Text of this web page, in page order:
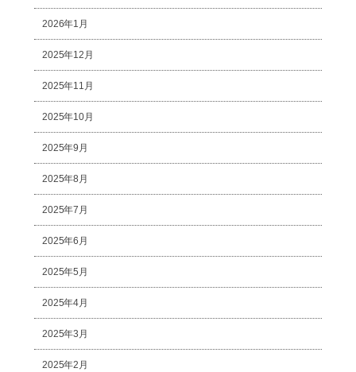
2026年1月
2025年12月
2025年11月
2025年10月
2025年9月
2025年8月
2025年7月
2025年6月
2025年5月
2025年4月
2025年3月
2025年2月